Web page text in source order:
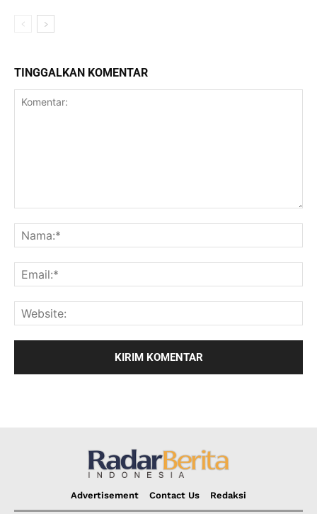
TINGGALKAN KOMENTAR
Advertisement Contact Us Redaksi